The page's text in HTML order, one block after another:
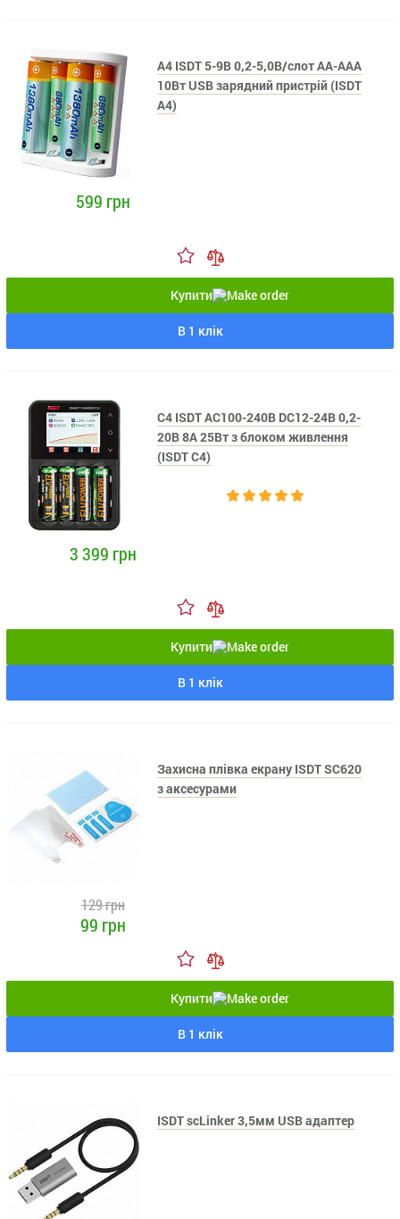
A4 ISDT 5-9В 0,2-5,0В/слот АА-ААА
10Вт USB зарядний пристрій (ISDT
A4)
599 грн
Купити
В 1 клік
C4 ISDT AC100-240В DC12-24В 0,2-
20В 8А 25Вт з блоком живлення
(ISDT C4)
3 399 грн
Купити
В 1 клік
Захисна плівка екрану ISDT SC620
з аксесурами
129 грн
99 грн
Купити
В 1 клік
ISDT scLinker 3,5мм USB адаптер